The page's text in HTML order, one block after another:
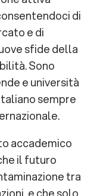
di
e di
sfide della
Sono
e università
sempre
accademico
il futuro
tra
e che solo